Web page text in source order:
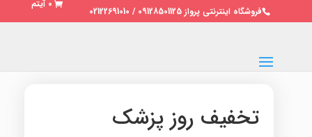
فروشگاه اینترنتی پرواز 09128501125 / 02122691010
0 آیتم
تخفیف روز پزشک